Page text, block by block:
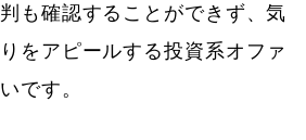
も確認することができず、気
をアピールする投資系オファ
です。